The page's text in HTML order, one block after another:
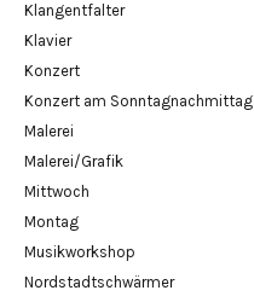
Klangentfalter
Klavier
Konzert
Konzert am Sonntagnachmittag
Malerei
Malerei/Grafik
Mittwoch
Montag
Musikworkshop
Nordstadtschwärmer